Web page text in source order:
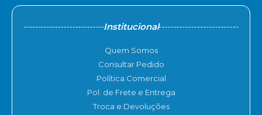
Institucional
Quem Somos
Consultar Pedido
Política Comercial
Pol. de Frete e Entrega
Troca e Devoluções